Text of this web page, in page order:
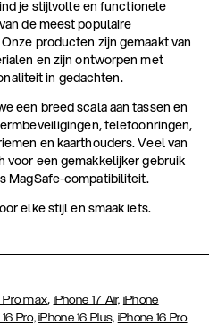
je stijlvolle en functionele
de meest populaire
producten zijn gemaakt van
en zijn ontworpen met
in gedachten.
een breed scala aan tassen en
telefoonringen,
en kaarthouders. Veel van
voor een gemakkelijker gebruik
MagSafe-compatibiliteit.
elke stijl en smaak iets.
Pro max, iPhone 17 Air, iPhone
Pro, iPhone 16 Plus, iPhone 16 Pro